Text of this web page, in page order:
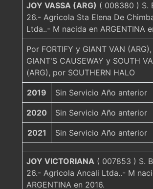
JOY VASSA (ARG) ( 008380 ) S.
26.- Agricola Sta Elena De
Ltda..- M nacida en ARGENTINA
Por FORTIFY y GIANT VAN
GIANT'S CAUSEWAY y SOUTH
(ARG), por SOUTHERN HALO
2019 Sin Servicio Año anterior
2020 Sin Servicio Año anterior
2021 Sin Servicio Año anterior
JOY VICTORIANA ( 007853 ) S.
26.- Agricola Ancali Ltda..- M
ARGENTINA en 2016.